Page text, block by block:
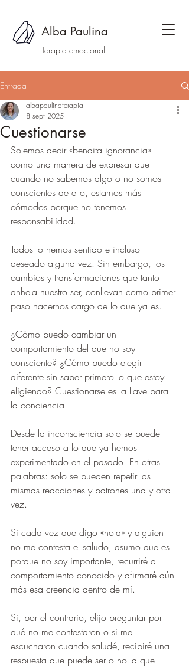
Alba Paulina
Terapia emocional
Entrada
Cuestionarse
albapaulinaterapia
8 sept 2025
Solemos decir «bendita ignorancia»
como una manera de expresar que
cuando no sabemos algo o no somos
conscientes de ello, estamos más
cómodos porque no tenemos
responsabilidad.
Todos lo hemos sentido e incluso
deseado alguna vez. Sin embargo, los
cambios y transformaciones que tanto
anhela nuestro ser, conllevan como primer
paso hacernos cargo de lo que ya es.
¿Cómo puedo cambiar un
comportamiento del que no soy
consciente? ¿Cómo puedo elegir
diferente sin saber primero lo que estoy
eligiendo? Cuestionarse es la llave para
la conciencia.
Desde la inconsciencia solo se puede
tener acceso a lo que ya hemos
experimentado en el pasado. En otras
palabras: solo se pueden repetir las
mismas reacciones y patrones una y otra
vez.
Si cada vez que digo «hola» y alguien
no me contesta el saludo, asumo que es
porque no soy importante, recurriré al
comportamiento conocido y afirmaré aún
más esa creencia dentro de mí.
Si, por el contrario, elijo preguntar por
qué no me contestaron o si me
escucharon cuando saludé, recibiré una
respuesta que puede ser o no la que